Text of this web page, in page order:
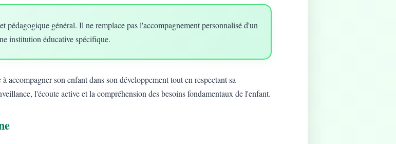
pédagogique général. Il ne remplace pas l'accompagnement personnalisé d'un
institution éducative spécifique.
accompagner son enfant dans son développement tout en respectant sa
l'écoute active et la compréhension des besoins fondamentaux de l'enfant.